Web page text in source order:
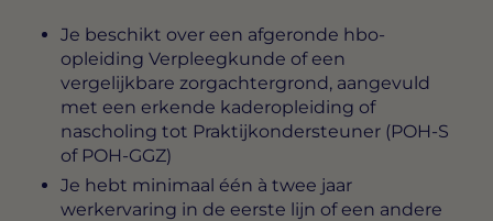
Je beschikt over een afgeronde hbo-
opleiding Verpleegkunde of een
vergelijkbare zorgachtergrond, aangevuld
met een erkende kaderopleiding of
nascholing tot Praktijkondersteuner (POH-S
of POH-GGZ)
Je hebt minimaal één à twee jaar
werkervaring in de eerste lijn of een andere